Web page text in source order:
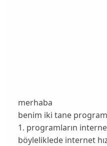
merhaba
benim iki tane
1. programların
böyleliklede internet